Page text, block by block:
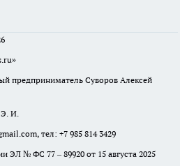
предприниматель Суворов Алексей
Э. И.
, тел: +7 985 814 3429
ЭЛ № ФС 77 – 89920 от 15 августа 2025